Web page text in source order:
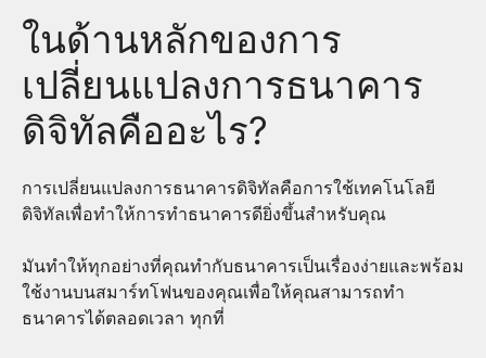
ในด้านหลักของการ
เปลี่ยนแปลงการธนาคาร
ดิจิทัลคืออะไร?
การเปลี่ยนแปลงการธนาคารดิจิทัลคือการใช้เทคโนโลยี
ดิจิทัลเพื่อทำให้การทำธนาคารดียิ่งขึ้นสำหรับคุณ
มันทำให้ทุกอย่างที่คุณทำกับธนาคารเป็นเรื่องง่ายและพร้อม
ใช้งานบนสมาร์ทโฟนของคุณเพื่อให้คุณสามารถทำ
ธนาคารได้ตลอดเวลา ทุกที่